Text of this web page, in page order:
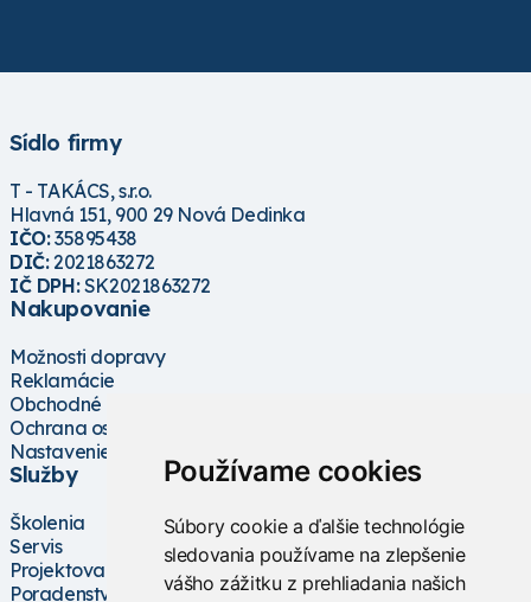
Používame cookies
Súbory cookie a ďalšie technológie
sledovania používame na zlepšenie
vášho zážitku z prehliadania našich
Sídlo firmy
T - TAKÁCS, s.r.o.
Hlavná 151, 900 29 Nová Dedinka
IČO:35895438
DIČ:2021863272
IČ DPH:SK2021863272
Nakupovanie
Možnosti dopravy
Reklamácie
Obchodné podmienky
Ochrana osobných údajov
Nastavenie cookies
Služby
Školenia
Servis
Projektovanie
Poradenstvo